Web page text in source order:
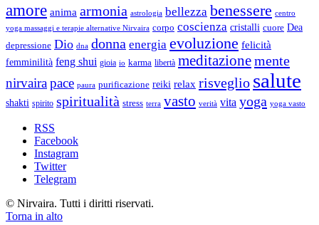
amore anima armonia astrologia bellezza benessere centro
yoga massaggi e terapie alternative Nirvaira corpo coscienza cristalli cuore Dea
depressione Dio dna donna energia evoluzione felicità
femminilità feng shui gioia io karma libertà meditazionemente
nirvairapace paura purificazione reiki relax risveglio salute
shakti spirito spiritualità stress terra vasto verità vita yoga yoga vasto
RSS
Facebook
Instagram
Twitter
Telegram
© Nirvaira. Tutti i diritti riservati.
Torna in alto